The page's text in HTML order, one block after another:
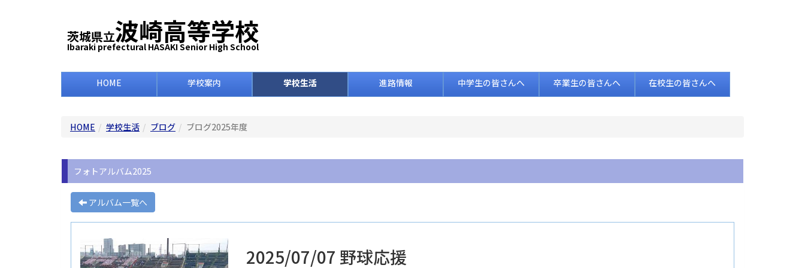
茨城県立波崎高等学校
Ibaraki prefectural HASAKI Senior High School
HOME 学校案内 学校生活 進路情報 中学生の皆さんへ 卒業生の皆さんへ 在校生の皆さんへ
HOME 学校生活 ブログ ブログ2025年度
フォトアルバム2025
アルバム一覧へ
2025/07/07 野球応援